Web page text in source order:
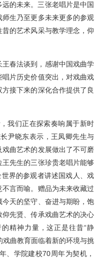
的未来。三张老唱片是中国
生乃至更多未来更多的参观
的艺术风采与教学理念，仰
春法谈到，感谢中国戏曲学
片历史价值突出，对戏曲戏
接下来的深化合作提供了良
我们正在探索奏响属于新时
尹晓东表示，王凤卿先生与
曲艺术的发展做出了不可磨
先生的三张珍贵老唱片能够
界的参观者讲述国戏人、戏
言而喻。赠品为未来收藏过
天的坚守、奋进与期盼，饱
先贤、传承戏曲艺术的决心
精神力量，这正是往昔“静
戏曲教育面临着新的环境与挑
、学院建校70周年为契机，